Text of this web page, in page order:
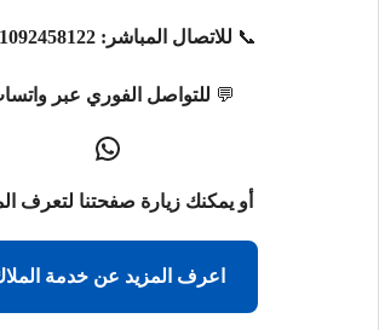
📞 للاتصال المباشر:
💬 للتواصل الفوري عبر
أو يمكنك زيارة صفحتنا لتعرف
اعرف المزيد عن خدمة